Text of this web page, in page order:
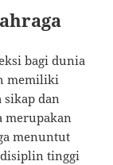
bagi dunia
memiliki
sikap dan
merupakan
menuntut
tinggi